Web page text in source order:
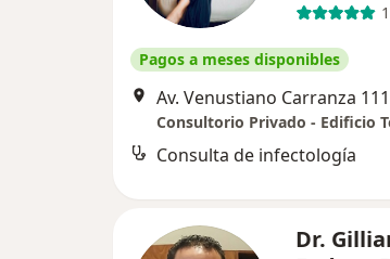
Pagos a meses disponibles
Consulta de infectología
Dr.